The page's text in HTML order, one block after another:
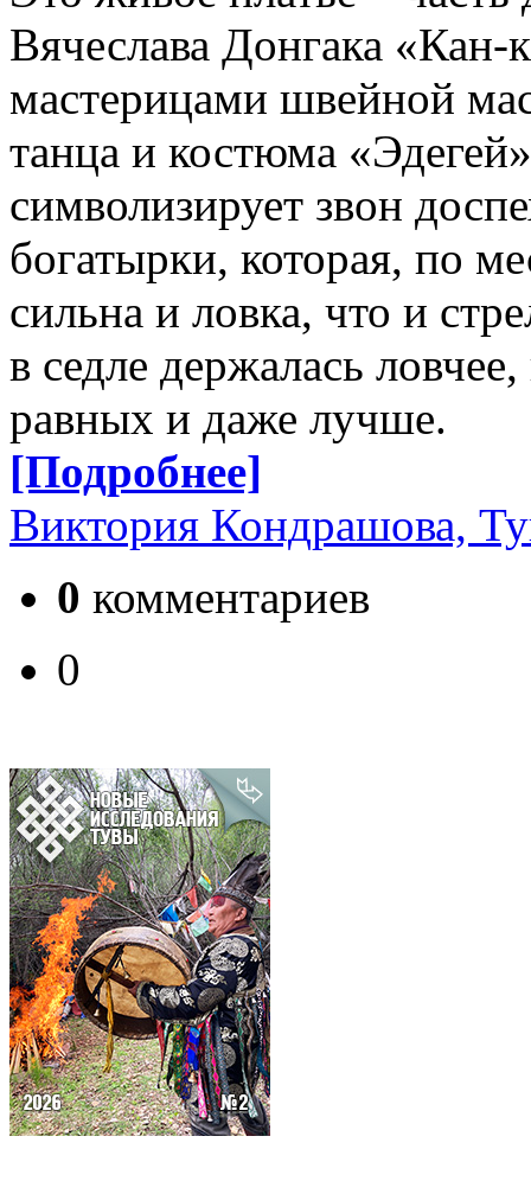
Вячеслава Донгака «Кан-
мастерицами швейной
танца и костюма
символизирует звон
богатырки, которая, по
сильна и ловка, что и
в седле держалась
равных и даже лучше.
[Подробнее]
Виктория Кондрашова,
0 комментариев
0